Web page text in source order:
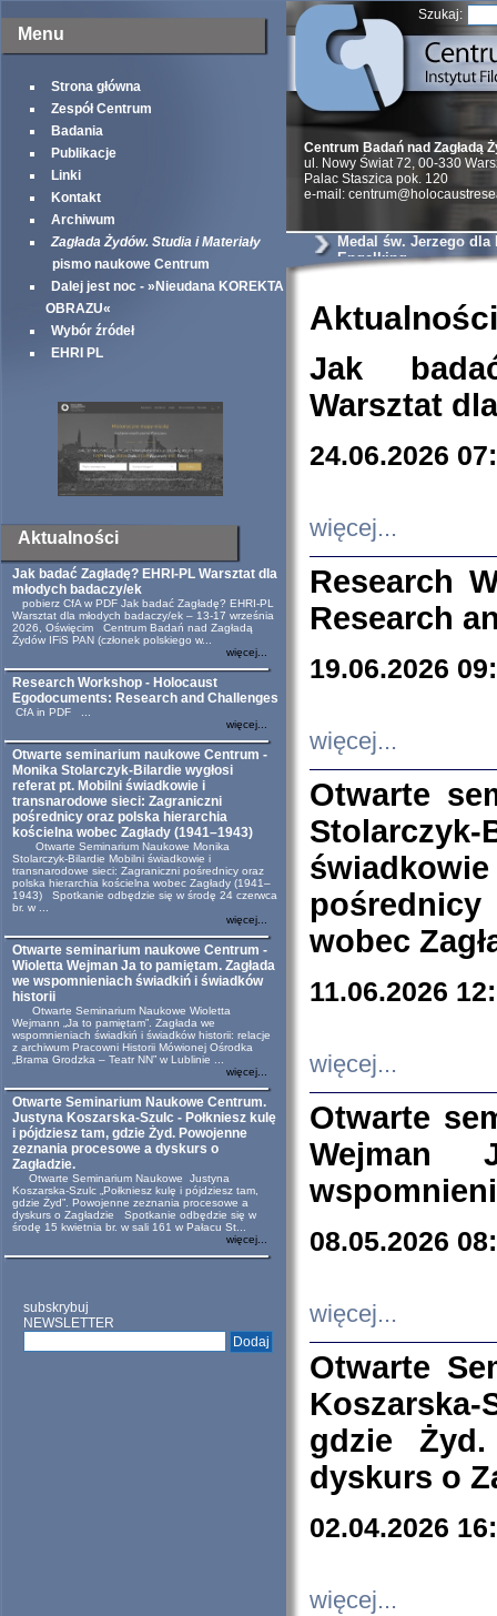
Menu
Strona główna
Zespół Centrum
Badania
Publikacje
Linki
Kontakt
Archiwum
Zagłada Żydów. Studia i Materiały
pismo naukowe Centrum
Dalej jest noc - »Nieudana KOREKTA
OBRAZU«
Wybór źródeł
EHRI PL
Aktualności
Jak badać Zagładę? EHRI-PL Warsztat dla
młodych badaczy/ek
pobierz CfA w PDF Jak badać Zagładę? EHRI-PL
Warsztat dla młodych badaczy/ek – 13-17 września
2026, Oświęcim Centrum Badań nad Zagładą
Żydów IFiS PAN (członek polskiego w...
więcej...
Research Workshop - Holocaust
Egodocuments: Research and Challenges
CfA in PDF ...
więcej...
Otwarte seminarium naukowe Centrum -
Monika Stolarczyk-Bilardie wygłosi
referat pt. Mobilni świadkowie i
transnarodowe sieci: Zagraniczni
pośrednicy oraz polska hierarchia
kościelna wobec Zagłady (1941–1943)
Otwarte Seminarium Naukowe Monika
Stolarczyk-Bilardie Mobilni świadkowie i
transnarodowe sieci: Zagraniczni pośrednicy oraz
polska hierarchia kościelna wobec Zagłady (1941–
1943) Spotkanie odbędzie się w środę 24 czerwca
br. w ...
więcej...
Otwarte seminarium naukowe Centrum -
Wioletta Wejman Ja to pamiętam. Zagłada
we wspomnieniach świadkiń i świadków
historii
Otwarte Seminarium Naukowe Wioletta
Wejmann „Ja to pamiętam”. Zagłada we
wspomnieniach świadkiń i świadków historii: relacje
z archiwum Pracowni Historii Mówionej Ośrodka
„Brama Grodzka – Teatr NN” w Lublinie ...
więcej...
Otwarte Seminarium Naukowe Centrum.
Justyna Koszarska-Szulc - Połkniesz kulę
i pójdziesz tam, gdzie Żyd. Powojenne
zeznania procesowe a dyskurs o
Zagładzie.
Otwarte Seminarium Naukowe Justyna
Koszarska-Szulc „Połkniesz kulę i pójdziesz tam,
gdzie Żyd”. Powojenne zeznania procesowe a
dyskurs o Zagładzie Spotkanie odbędzie się w
środę 15 kwietnia br. w sali 161 w Pałacu St...
więcej...
subskrybuj
NEWSLETTER
Szukaj:
Centrum Badań nad Zagładą
ul. Nowy Świat 72, 00-330
Palac Staszica pok. 120
e-mail:
Medal św. Jerzego dla
Engelking
Aktualności
Jak
Warsztat
24.06.2026
więcej...
Research
Research
19.06.2026
więcej...
Otwarte
wobec
11.06.2026
więcej...
Otwarte
Wejman
08.05.2026
więcej...
Otwarte
Koszarska-
gdzie
dyskurs o
02.04.2026
więcej...